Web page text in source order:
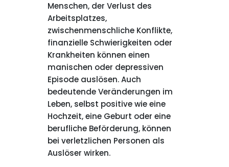
Menschen, der Verlust des
Arbeitsplatzes,
zwischenmenschliche Konflikte,
finanzielle Schwierigkeiten oder
Krankheiten können einen
manischen oder depressiven
Episode auslösen. Auch
bedeutende Veränderungen im
Leben, selbst positive wie eine
Hochzeit, eine Geburt oder eine
berufliche Beförderung, können
bei verletzlichen Personen als
Auslöser wirken.